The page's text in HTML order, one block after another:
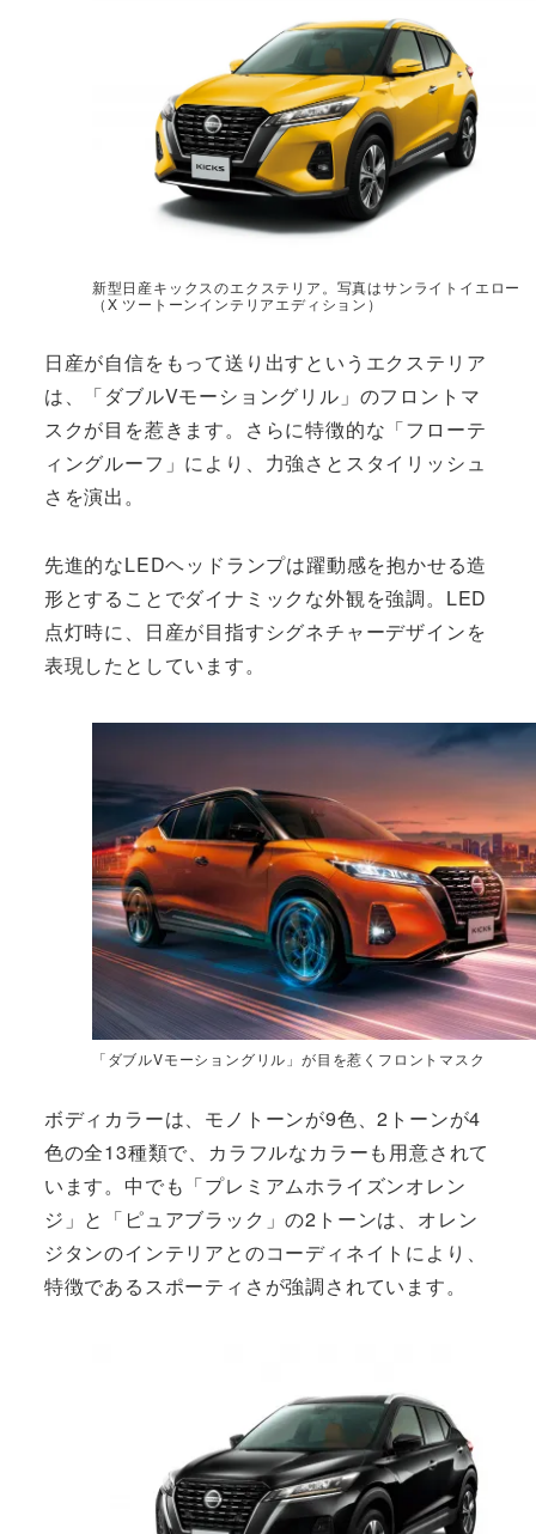
新型日産キックスのエクステリア。写真はサンライトイエロー
（X ツートーンインテリアエディション）
日産が自信をもって送り出すというエクステリア
は、「ダブルVモーショングリル」のフロントマ
スクが目を惹きます。さらに特徴的な「フローテ
ィングルーフ」により、力強さとスタイリッシュ
さを演出。
先進的なLEDヘッドランプは躍動感を抱かせる造
形とすることでダイナミックな外観を強調。LED
点灯時に、日産が目指すシグネチャーデザインを
表現したとしています。
「ダブルVモーショングリル」が目を惹くフロントマスク
ボディカラーは、モノトーンが9色、2トーンが4
色の全13種類で、カラフルなカラーも用意されて
います。中でも「プレミアムホライズンオレン
ジ」と「ピュアブラック」の2トーンは、オレン
ジタンのインテリアとのコーディネイトにより、
特徴であるスポーティさが強調されています。